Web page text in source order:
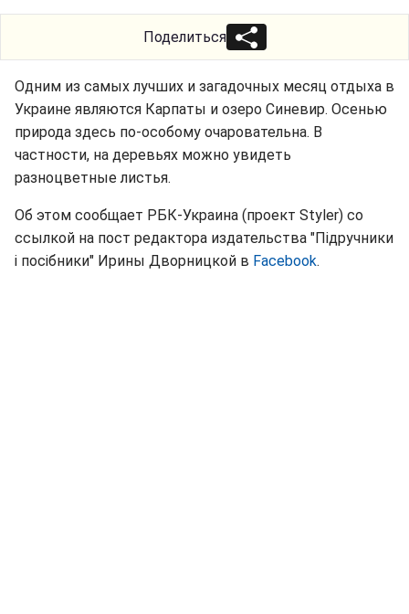
Поделиться
Одним из самых лучших и загадочных месяц отдыха в
Украине являются Карпаты и озеро Синевир. Осенью
природа здесь по-особому очаровательна. В
частности, на деревьях можно увидеть
разноцветные листья.
Об этом сообщает РБК-Украина (проект Styler) со
ссылкой на пост редактора издательства "Підручники
і посібники" Ирины Дворницкой в Facebook.